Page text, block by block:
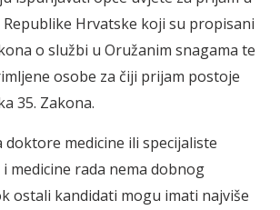
Hrvatske koji su propisani
o službi u Oružanim snagama te
osobe za čiji prijam postoje
35. Zakona.
doktore medicine ili specijaliste
medicine rada nema dobnog
ostali kandidati mogu imati najviše